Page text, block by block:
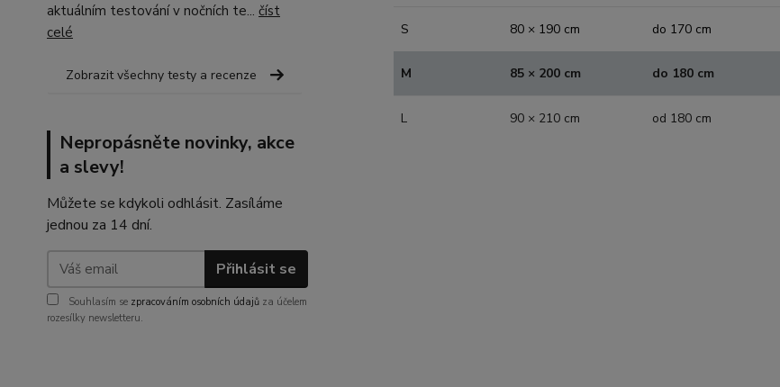
aktuálním testování v nočních te... číst
celé
Zobrazit všechny testy a recenze
Nepropásněte novinky, akce
a slevy!
Můžete se kdykoli odhlásit. Zasíláme
jednou za 14 dní.
Přihlásit se
Souhlasím se zpracováním osobních údajů za účelem
rozesílky newsletteru.
S 80 × 190 cm do 170 cm
M 85 × 200 cm do 180 cm
L 90 × 210 cm od 180 cm